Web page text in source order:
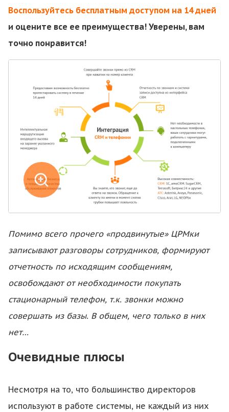
Воспользуйтесь бесплатным доступом на 14 дней
и оцените все ее преимущества! Уверены, вам
точно понравится!
Помимо всего прочего «продвинутые» ЦРМки
записывают разговоры сотрудников, формируют
отчетность по исходящим сообщениям,
освобождают от необходимости покупать
стационарный телефон, т.к. звонки можно
совершать из базы. В общем, чего только в них
нет…
Очевидные плюсы
Несмотря на то, что большинство директоров
используют в работе системы, не каждый из них